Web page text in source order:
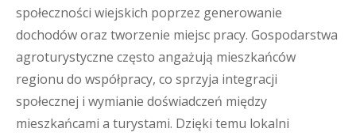
społeczności wiejskich poprzez generowanie
dochodów oraz tworzenie miejsc pracy. Gospodarstwa
agroturystyczne często angażują mieszkańców
regionu do współpracy, co sprzyja integracji
społecznej i wymianie doświadczeń między
mieszkańcami a turystami. Dzięki temu lokalni